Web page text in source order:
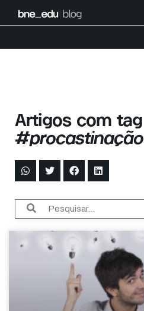
Artigos com tag
#procastinação